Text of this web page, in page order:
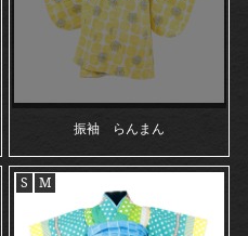
振袖 らんまん
S M